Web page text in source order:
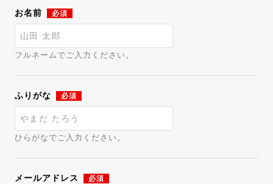
お名前 必須
フルネームでご入力ください。
ふりがな 必須
ひらがなでご入力ください。
メールアドレス 必須